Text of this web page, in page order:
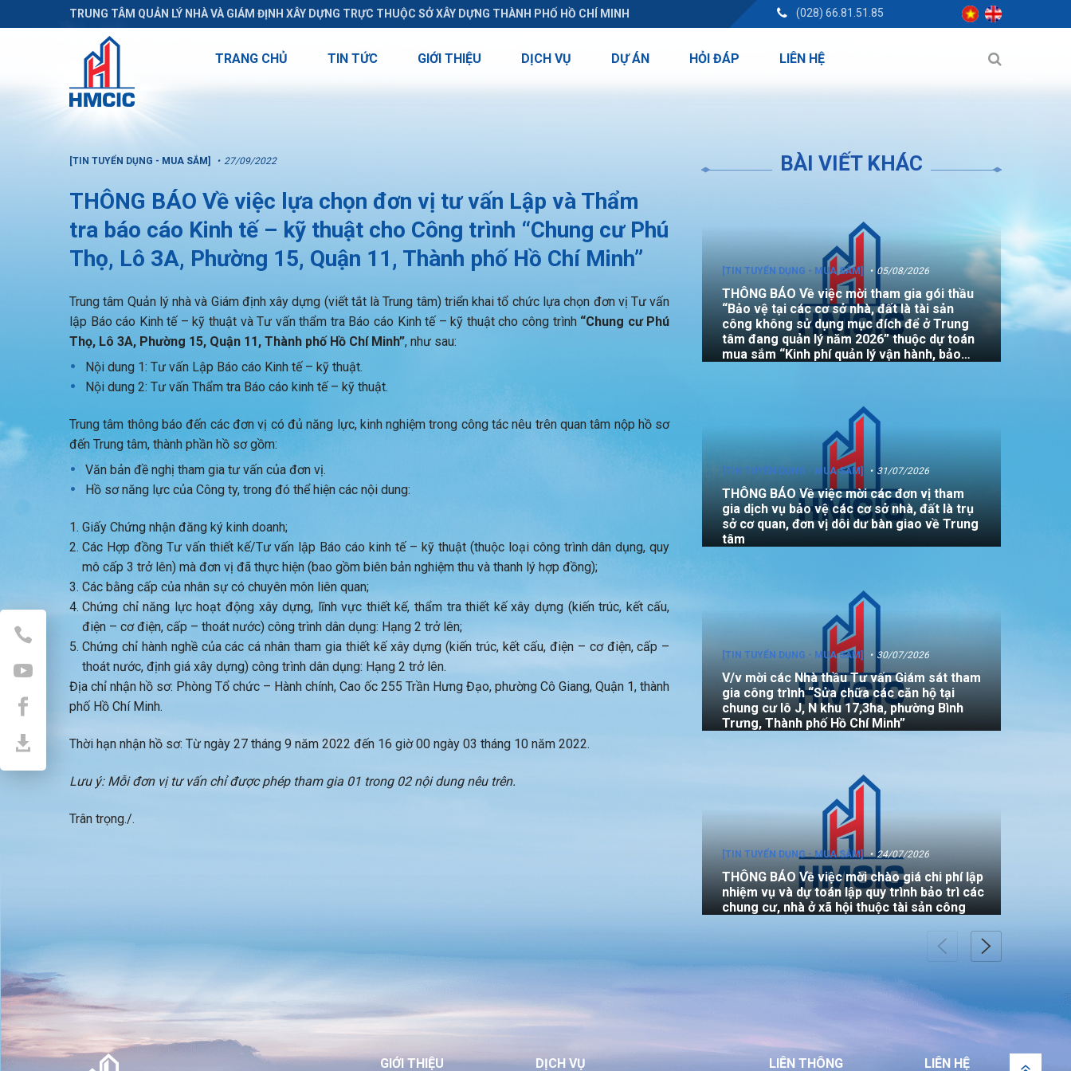
TRUNG TÂM QUẢN LÝ NHÀ VÀ GIÁM ĐỊNH XÂY DỰNG TRỰC THUỘC SỞ XÂY DỰNG THÀNH PHỐ HỒ CHÍ MINH (028) 66.81.51.85
TRANG CHỦ TIN TỨC GIỚI THIỆU DỊCH VỤ DỰ ÁN HỎI ĐÁP LIÊN HỆ
[TIN TUYỂN DỤNG - MUA SẮM] 27/09/2022
THÔNG BÁO Về việc lựa chọn đơn vị tư vấn Lập và Thẩm
tra báo cáo Kinh tế – kỹ thuật cho Công trình “Chung cư Phú
Thọ, Lô 3A, Phường 15, Quận 11, Thành phố Hồ Chí Minh”
Trung tâm Quản lý nhà và Giám định xây dựng (viết tắt là Trung tâm) triển khai tổ chức lựa chọn đơn vị Tư vấn
lập Báo cáo Kinh tế – kỹ thuật và Tư vấn thẩm tra Báo cáo Kinh tế – kỹ thuật cho công trình “Chung cư Phú
Thọ, Lô 3A, Phường 15, Quận 11, Thành phố Hồ Chí Minh”, như sau:
Nội dung 1: Tư vấn Lập Báo cáo Kinh tế – kỹ thuật.
Nội dung 2: Tư vấn Thẩm tra Báo cáo kinh tế – kỹ thuật.
Trung tâm thông báo đến các đơn vị có đủ năng lực, kinh nghiệm trong công tác nêu trên quan tâm nộp hồ sơ
đến Trung tâm, thành phần hồ sơ gồm:
Văn bản đề nghị tham gia tư vấn của đơn vị.
Hồ sơ năng lực của Công ty, trong đó thể hiện các nội dung:
Giấy Chứng nhận đăng ký kinh doanh;
Các Hợp đồng Tư vấn thiết kế/Tư vấn lập Báo cáo kinh tế – kỹ thuật (thuộc loại công trình dân dụng, quy
mô cấp 3 trở lên) mà đơn vị đã thực hiện (bao gồm biên bản nghiệm thu và thanh lý hợp đồng);
Các bằng cấp của nhân sự có chuyên môn liên quan;
Chứng chỉ năng lực hoạt động xây dựng, lĩnh vực thiết kế, thẩm tra thiết kế xây dựng (kiến trúc, kết cấu,
điện – cơ điện, cấp – thoát nước) công trình dân dụng: Hạng 2 trở lên;
Chứng chỉ hành nghề của các cá nhân tham gia thiết kế xây dựng (kiến trúc, kết cấu, điện – cơ điện, cấp –
thoát nước, định giá xây dựng) công trình dân dụng: Hạng 2 trở lên.
Địa chỉ nhận hồ sơ: Phòng Tổ chức – Hành chính, Cao ốc 255 Trần Hưng Đạo, phường Cô Giang, Quận 1, thành
phố Hồ Chí Minh.
Thời hạn nhận hồ sơ: Từ ngày 27 tháng 9 năm 2022 đến 16 giờ 00 ngày 03 tháng 10 năm 2022.
Lưu ý: Mỗi đơn vị tư vấn chỉ được phép tham gia 01 trong 02 nội dung nêu trên.
Trân trọng./.
BÀI VIẾT KHÁC
[TIN TUYỂN DỤNG - MUA SẮM] 05/08/2026
THÔNG BÁO Về việc mời tham gia gói thầu
“Bảo vệ tại các cơ sở nhà, đất là tài sản
công không sử dụng mục đích để ở Trung
tâm đang quản lý năm 2026” thuộc dự toán
mua sắm “Kinh phí quản lý vận hành, bảo
[TIN TUYỂN DỤNG - MUA SẮM] 31/07/2026
THÔNG BÁO Về việc mời các đơn vị tham
gia dịch vụ bảo vệ các cơ sở nhà, đất là trụ
sở cơ quan, đơn vị dôi dư bàn giao về Trung
tâm
[TIN TUYỂN DỤNG - MUA SẮM] 30/07/2026
V/v mời các Nhà thầu Tư vấn Giám sát tham
gia công trình “Sửa chữa các căn hộ tại
chung cư lô J, N khu 17,3ha, phường Bình
Trưng, Thành phố Hồ Chí Minh”
[TIN TUYỂN DỤNG - MUA SẮM] 24/07/2026
THÔNG BÁO Về việc mời chào giá chi phí lập
nhiệm vụ và dự toán lập quy trình bảo trì các
chung cư, nhà ở xã hội thuộc tài sản công
THÔNG BÁO V/v mời các đơn vị tham gia
thực hiện gói thầu: “Đo đạc chỉnh lý bản đồ
địa chính (bản vẽ sơ đồ vị trí) đối với căn hộ
GIỚI THIỆU DỊCH VỤ LIÊN THÔNG LIÊN HỆ